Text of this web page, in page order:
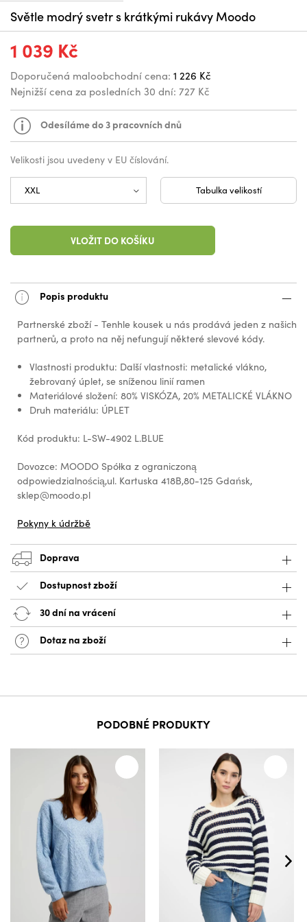
Světle modrý svetr s krátkými rukávy Moodo
1 039 Kč
Doporučená maloobchodní cena: 1 226 Kč
Nejnižší cena za posledních 30 dní: 727 Kč
Odesíláme do 3 pracovních dnů
Velikosti jsou uvedeny v EU číslování.
Tabulka velikostí
VLOŽIT DO KOŠÍKU
Popis produktu
Partnerské zboží - Tenhle kousek u nás prodává jeden z našich
partnerů, a proto na něj nefungují některé slevové kódy.
Vlastnosti produktu: Další vlastnosti: metalické vlákno,
žebrovaný úplet, se sníženou linií ramen
Materiálové složení: 80% VISKÓZA, 20% METALICKÉ VLÁKNO
Druh materiálu: ÚPLET
Kód produktu: L-SW-4902 L.BLUE
Dovozce: MOODO Spółka z ograniczoną
odpowiedzialnością,ul. Kartuska 418B,80-125 Gdańsk,
sklep@moodo.pl
Pokyny k údržbě
Doprava
Dostupnost zboží
30 dní na vrácení
Dotaz na zboží
PODOBNÉ PRODUKTY